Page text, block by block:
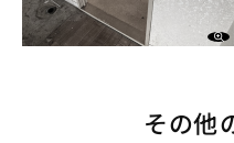
その他